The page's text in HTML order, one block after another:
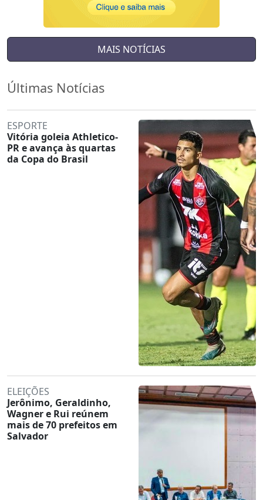
MAIS NOTÍCIAS
Últimas Notícias
ESPORTE
Vitória goleia Athletico-
PR e avança às quartas
da Copa do Brasil
ELEIÇÕES
Jerônimo, Geraldinho,
Wagner e Rui reúnem
mais de 70 prefeitos em
Salvador